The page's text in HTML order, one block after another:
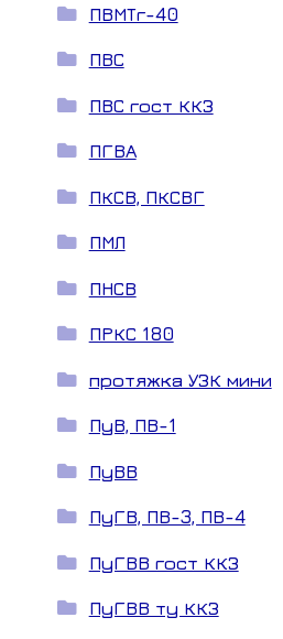
ПВМТг-40
ПВС
ПВС гост ККЗ
ПГВА
ПКСВ, ПКСВГ
ПМЛ
ПНСВ
ПРКС 180
протяжка УЗК мини
ПуВ, ПВ-1
ПуВВ
ПуГВ, ПВ-3, ПВ-4
ПуГВВ гост ККЗ
ПуГВВ ту ККЗ